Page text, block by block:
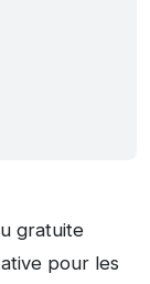
gratuite
pour les